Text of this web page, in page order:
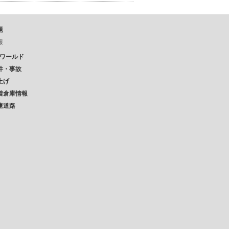
ールド
・事故
げ
倉庫情報
道路